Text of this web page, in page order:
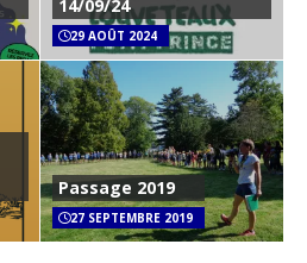
14/09/24
29 AOÛT 2024
Passage 2019
27 SEPTEMBRE 2019